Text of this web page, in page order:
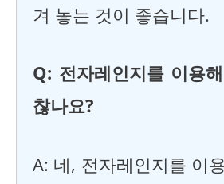
겨 놓는 것이 좋습니다.
Q: 전자레인지를 이용
찮나요?
A: 네, 전자레인지를 이